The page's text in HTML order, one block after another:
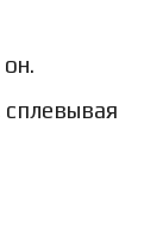
сплевывая